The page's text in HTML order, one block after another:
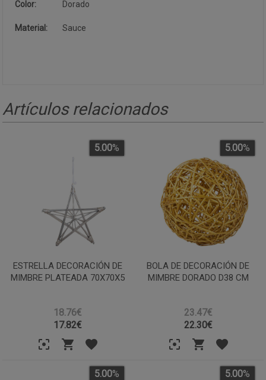
Color: Dorado
Material: Sauce
Artículos relacionados
ESTRELLA DECORACIÓN DE
MIMBRE PLATEADA 70X70X5
18.76€
5.00%
17.82€
BOLA DE DECORACIÓN DE
MIMBRE DORADO D38 CM
23.47€
5.00%
22.30€
5.00% 5.00%